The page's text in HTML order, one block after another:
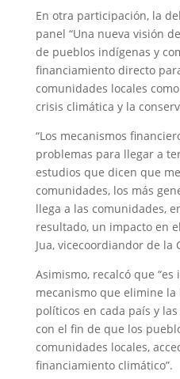
En otra participación, la
panel “Una nueva visión
de pueblos indígenas y
financiamiento directo
comunidades locales
crisis climática y la
“Los mecanismos
problemas para llegar a
estudios que dicen que
comunidades, los más
llega a las comunidades,
resultado, un impacto en
Jua, vicecoordiandor de la
Asimismo, recalcó que
mecanismo que elimine la
políticos en cada país y
con el fin de que los
comunidades locales,
financiamiento climático”.